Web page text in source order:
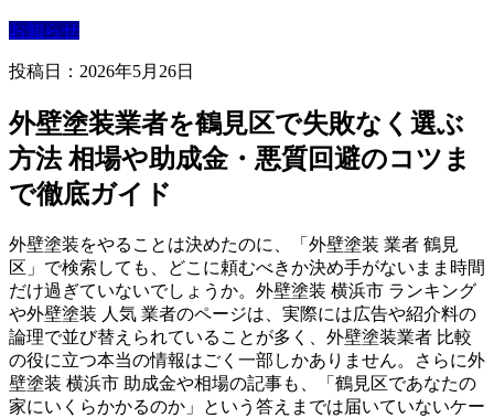
お知らせ
投稿日：2026年5月26日
外壁塗装業者を鶴見区で失敗なく選ぶ
方法 相場や助成金・悪質回避のコツま
で徹底ガイド
外壁塗装をやることは決めたのに、「外壁塗装 業者 鶴見
区」で検索しても、どこに頼むべきか決め手がないまま時間
だけ過ぎていないでしょうか。外壁塗装 横浜市 ランキング
や外壁塗装 人気 業者のページは、実際には広告や紹介料の
論理で並び替えられていることが多く、外壁塗装業者 比較
の役に立つ本当の情報はごく一部しかありません。さらに外
壁塗装 横浜市 助成金や相場の記事も、「鶴見区であなたの
家にいくらかかるのか」という答えまでは届いていないケー